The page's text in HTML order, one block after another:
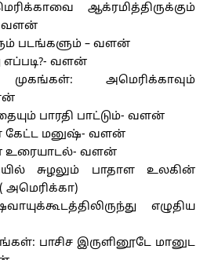
ஆக்ரமித்திருக்கும்
வளன்
படங்களும் – வளன்
எப்படி?- வளன்
முகங்கள்: அமெரிக்காவும்
பாரதி பாட்டும்- வளன்
கேட்ட மனுஷ்- வளன்
உரையாடல்- வளன்
சுழலும் பாதாள உலகின்
எழுதிய
பாசிச இருளினூடே மானுட